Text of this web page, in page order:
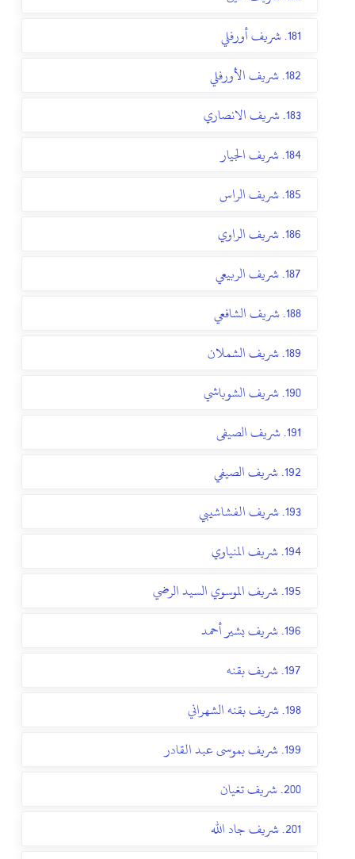
181. شريف أورفلي
182. شريف الأورفلي
183. شريف الانصاري
184. شريف الجيار
185. شريف الراس
186. شريف الراوي
187. شريف الربيعي
188. شريف الشافعي
189. شريف الشملان
190. شريف الشوباشي
191. شريف الصيفى
192. شريف الصيفي
193. شريف الفشاشيبي
194. شريف المنياوي
195. شريف الموسوي السيد الرضي
196. شريف بشير أحمد
197. شريف بقنه
198. شريف بقنه الشهراني
199. شريف بموسى عبد القادر
200. شريف تغيان
201. شريف جاد الله